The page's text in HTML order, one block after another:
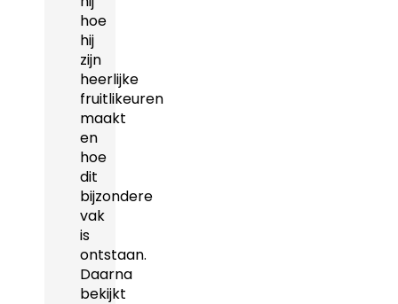
hoe
hij
zijn
heerlijke
fruitlikeuren
maakt
en
hoe
dit
bijzondere
vak
is
ontstaan.
Daarna
bekijkt